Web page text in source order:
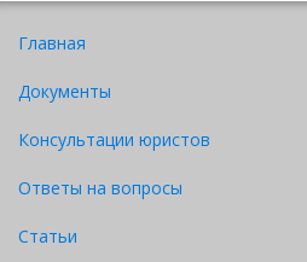
Главная
Документы
Консультации юристов
Ответы на вопросы
Статьи